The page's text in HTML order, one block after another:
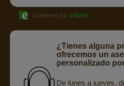
powered by eKomi
¿Tienes alguna
ofrecemos un
personalizado
De lunes a jueves,